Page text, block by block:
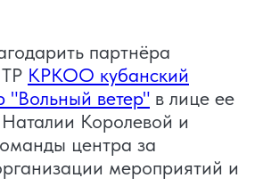
партнёра
КРКОО кубанский
"Вольный ветер" в лице ее
Наталии Королевой и
центра за
мероприятий и